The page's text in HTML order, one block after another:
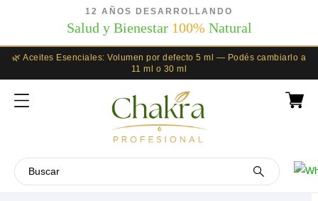
12 AÑOS DESARROLLANDO
Salud y Bienestar 100% Natural
🌿 Aceites Esenciales: Volumen por defecto 5 ml — Podés cambiarlo a
11 ml o 30 ml